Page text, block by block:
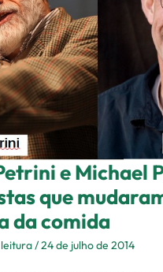
e Michael
que
da comida
/24 de julho de 2014